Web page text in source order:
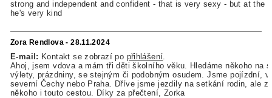
strong and independent and confident - that is very sexy - but at the
he's very kind
Zora Rendlova - 28.11.2024
E-mail: Kontakt se zobrazí po přihlášení
Ahoj, jsem vdova a mám tři děti školního věku. Hledáme někoho na
výlety, prázdniny, se stejným či podobným osudem. Jsme pojízdní,
severní Čechy nebo Praha. Dříve jsme jezdily na setkání rodin, ale
někoho i touto cestou. Díky za přečtení, Zorka